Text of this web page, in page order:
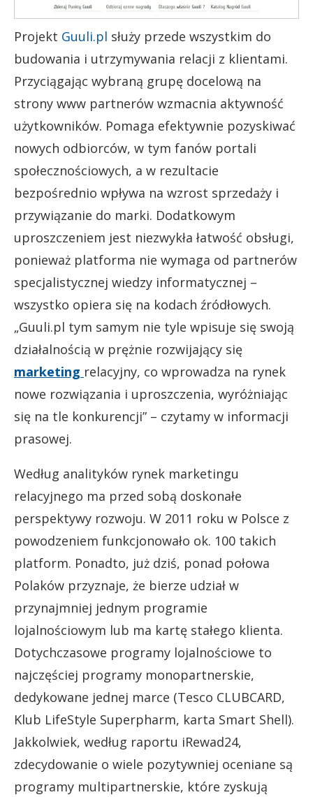
Projekt Guuli.pl służy przede wszystkim do
budowania i utrzymywania relacji z klientami.
Przyciągając wybraną grupę docelową na
strony www partnerów wzmacnia aktywność
użytkowników. Pomaga efektywnie pozyskiwać
nowych odbiorców, w tym fanów portali
społecznościowych, a w rezultacie
bezpośrednio wpływa na wzrost sprzedaży i
przywiązanie do marki. Dodatkowym
uproszczeniem jest niezwykła łatwość obsługi,
ponieważ platforma nie wymaga od partnerów
specjalistycznej wiedzy informatycznej –
wszystko opiera się na kodach źródłowych.
„Guuli.pl tym samym nie tyle wpisuje się swoją
działalnością w prężnie rozwijający się
marketing relacyjny, co wprowadza na rynek
nowe rozwiązania i uproszczenia, wyróżniając
się na tle konkurencji” – czytamy w informacji
prasowej.
Według analityków rynek marketingu
relacyjnego ma przed sobą doskonałe
perspektywy rozwoju. W 2011 roku w Polsce z
powodzeniem funkcjonowało ok. 100 takich
platform. Ponadto, już dziś, ponad połowa
Polaków przyznaje, że bierze udział w
przynajmniej jednym programie
lojalnościowym lub ma kartę stałego klienta.
Dotychczasowe programy lojalnościowe to
najczęściej programy monopartnerskie,
dedykowane jednej marce (Tesco CLUBCARD,
Klub LifeStyle Superpharm, karta Smart Shell).
Jakkolwiek, według raportu iRewad24,
zdecydowanie o wiele pozytywniej oceniane są
programy multipartnerskie, które zyskują